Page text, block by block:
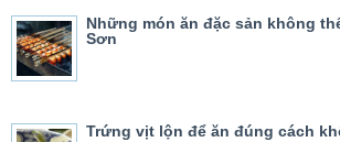
Những món ăn đặc sản không
Sơn
Trứng vịt lộn để ăn đúng cách